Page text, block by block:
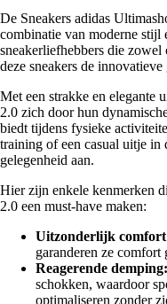
De Sneakers adidas
combinatie van moderne
sneakerliefhebbers die
deze sneakers de
Met een strakke en elegante
2.0 zich door hun
biedt tijdens fysieke
training of een casual uitje in
gelegenheid aan.
Hier zijn enkele kenmerken
2.0 een must-have maken:
Uitzonderlijk
garanderen ze comfort
Reagerende demping:
schokken, waardoor
optimaliseren zonder